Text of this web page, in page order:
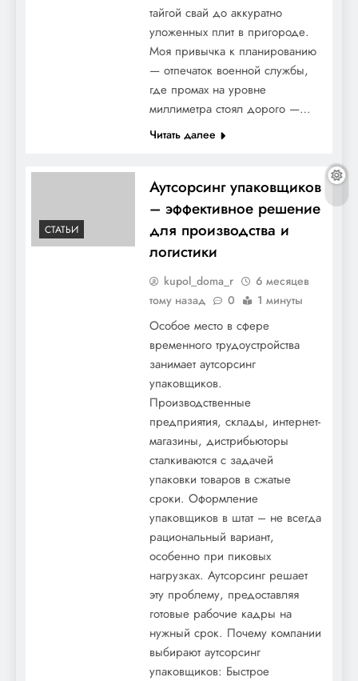
тайгой свай до аккуратно
уложенных плит в пригороде.
Моя привычка к планированию
— отпечаток военной службы,
где промах на уровне
миллиметра стоял дорого —…
Читать далее
СТАТЬИ
Аутсорсинг упаковщиков
– эффективное решение
для производства и
логистики
kupol_doma_r
6 месяцев
тому назад
0 1 минуты
Особое место в сфере
временного трудоустройства
занимает аутсорсинг
упаковщиков.
Производственные
предприятия, склады, интернет-
магазины, дистрибьюторы
сталкиваются с задачей
упаковки товаров в сжатые
сроки. Оформление
упаковщиков в штат – не всегда
рациональный вариант,
особенно при пиковых
нагрузках. Аутсорсинг решает
эту проблему, предоставляя
готовые рабочие кадры на
нужный срок. Почему компании
выбирают аутсорсинг
упаковщиков: Быстрое